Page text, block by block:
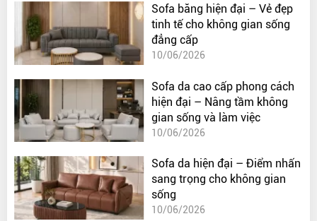
Sofa băng hiện đại – Vẻ đẹp
tinh tế cho không gian sống
đẳng cấp
10/06/2026
Sofa da cao cấp phong cách
hiện đại – Nâng tầm không
gian sống và làm việc
10/06/2026
Sofa da hiện đại – Điểm nhấn
sang trọng cho không gian
sống
10/06/2026